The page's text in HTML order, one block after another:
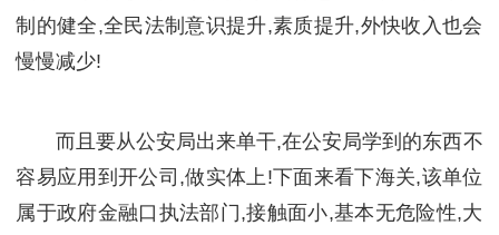
制的健全,全民法制意识提升,素质提升,外快收入也会
慢慢减少!
而且要从公安局出来单干,在公安局学到的东西不
容易应用到开公司,做实体上!下面来看下海关,该单位
属于政府金融口执法部门,接触面小,基本无危险性,大